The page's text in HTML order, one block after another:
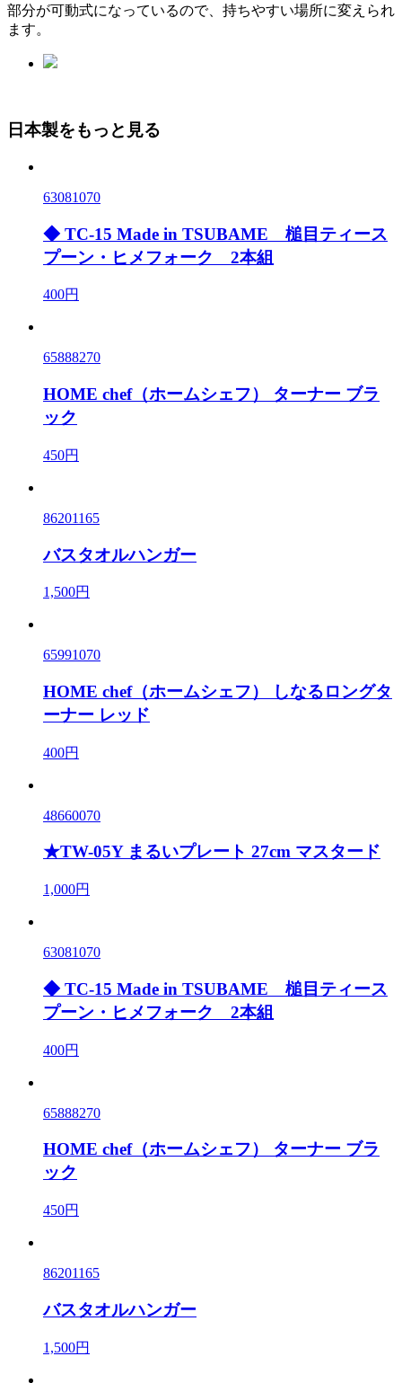
部分が可動式になっているので、持ちやすい場所に変えられ
ます。
日本製をもっと見る
63081070
◆ TC-15 Made in TSUBAME 槌目ティース
プーン・ヒメフォーク 2本組
400円
65888270
HOME chef（ホームシェフ） ターナー ブラ
ック
450円
86201165
バスタオルハンガー
1,500円
65991070
HOME chef（ホームシェフ） しなるロングタ
ーナー レッド
400円
48660070
★TW-05Y まるいプレート 27cm マスタード
1,000円
63081070
◆ TC-15 Made in TSUBAME 槌目ティース
プーン・ヒメフォーク 2本組
400円
65888270
HOME chef（ホームシェフ） ターナー ブラ
ック
450円
86201165
バスタオルハンガー
1,500円